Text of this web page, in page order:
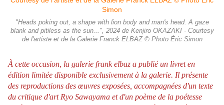
"Heads poking out, a shape with lion body and man's head. A gaze
blank and pitiless as the sun...", 2024 de Kenjiro OKAZAKI - Courtesy
de l'artiste et de la Galerie Franck ELBAZ © Photo Éric Simon
À cette occasion, la galerie frank elbaz a publié un livret en
édition limitée disponible exclusivement à la galerie. Il présente
des reproductions des œuvres exposées, accompagnées d'un texte
du critique d'art Ryo Sawayama et d'un poème de la poétesse